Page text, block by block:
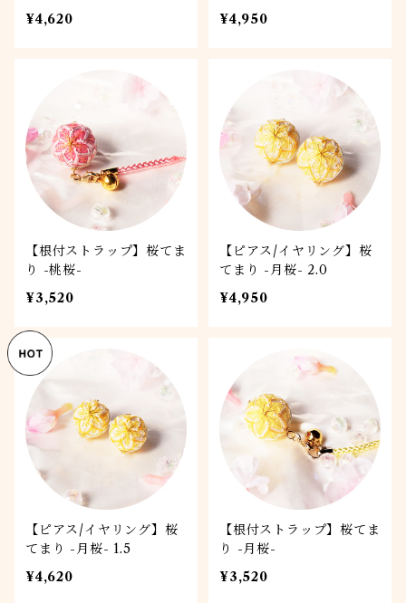
¥4,620
¥4,950
【根付ストラップ】桜てま
り -桃桜-
¥3,520
【ピアス/イヤリング】桜
てまり -月桜- 2.0
¥4,950
【ピアス/イヤリング】桜
てまり -月桜- 1.5
¥4,620
【根付ストラップ】桜てま
り -月桜-
¥3,520